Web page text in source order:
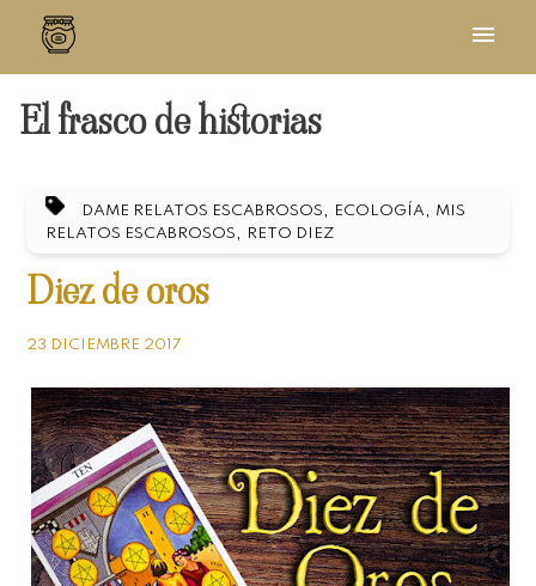
El frasco de historias
DAME RELATOS ESCABROSOS , ECOLOGÍA , MIS
RELATOS ESCABROSOS , RETO DIEZ
Diez de oros
23 DICIEMBRE 2017